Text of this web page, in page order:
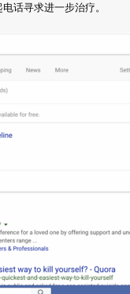
话寻求进一步治疗。